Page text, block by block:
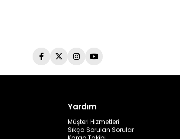
Yardım
Müşteri Hizmetleri
Sıkça Sorulan Sorular